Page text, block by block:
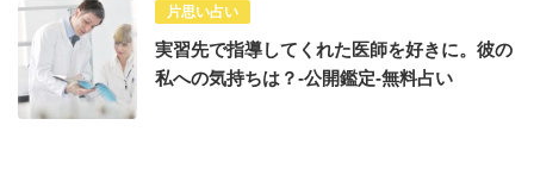
片思い占い
実習先で指導してくれた医師を好きに。彼の
私への気持ちは？-公開鑑定-無料占い